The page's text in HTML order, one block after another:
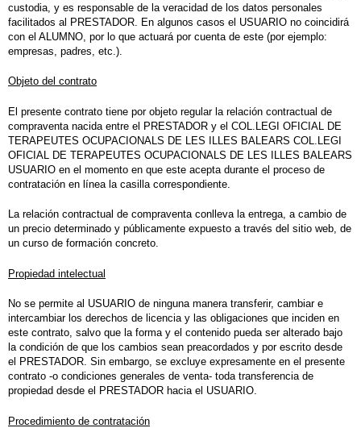
custodia, y es responsable de la veracidad de los datos personales
facilitados al PRESTADOR. En algunos casos el USUARIO no coincidirá
con el ALUMNO, por lo que actuará por cuenta de este (por ejemplo:
empresas, padres, etc.).
Objeto del contrato
El presente contrato tiene por objeto regular la relación contractual de
compraventa nacida entre el PRESTADOR y el COL.LEGI OFICIAL DE
TERAPEUTES OCUPACIONALS DE LES ILLES BALEARS COL.LEGI
OFICIAL DE TERAPEUTES OCUPACIONALS DE LES ILLES BALEARS
USUARIO en el momento en que este acepta durante el proceso de
contratación en línea la casilla correspondiente.
La relación contractual de compraventa conlleva la entrega, a cambio de
un precio determinado y públicamente expuesto a través del sitio web, de
un curso de formación concreto.
Propiedad intelectual
No se permite al USUARIO de ninguna manera transferir, cambiar e
intercambiar los derechos de licencia y las obligaciones que inciden en
este contrato, salvo que la forma y el contenido pueda ser alterado bajo
la condición de que los cambios sean preacordados y por escrito desde
el PRESTADOR. Sin embargo, se excluye expresamente en el presente
contrato -o condiciones generales de venta- toda transferencia de
propiedad desde el PRESTADOR hacia el USUARIO.
Procedimiento de contratación